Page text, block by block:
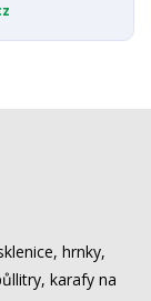
hrnky,
karafy na